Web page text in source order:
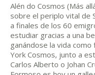
Alén do Cosmos (Más
sobre el periplo vital de
a finales de los 60
estudiar gracias a una
ganándose la vida
York Cosmos, junto a
Carlos Alberto o Johan